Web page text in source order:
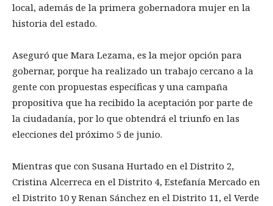
local, además de la primera gobernadora mujer en la
historia del estado.
Aseguró que Mara Lezama, es la mejor opción para
gobernar, porque ha realizado un trabajo cercano a la
gente con propuestas específicas y una campaña
propositiva que ha recibido la aceptación por parte de
la ciudadanía, por lo que obtendrá el triunfo en las
elecciones del próximo 5 de junio.
Mientras que con Susana Hurtado en el Distrito 2,
Cristina Alcerreca en el Distrito 4, Estefanía Mercado en
el Distrito 10 y Renan Sánchez en el Distrito 11, el Verde